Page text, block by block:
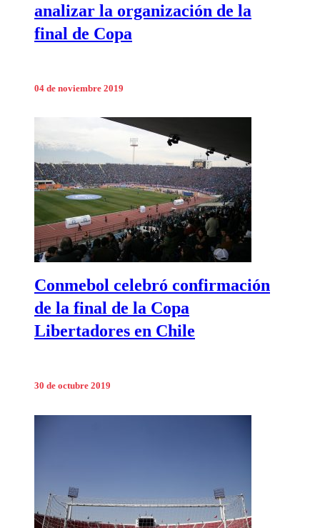
analizar la organización de la
final de Copa
04 de noviembre 2019
Conmebol celebró confirmación
de la final de la Copa
Libertadores en Chile
30 de octubre 2019